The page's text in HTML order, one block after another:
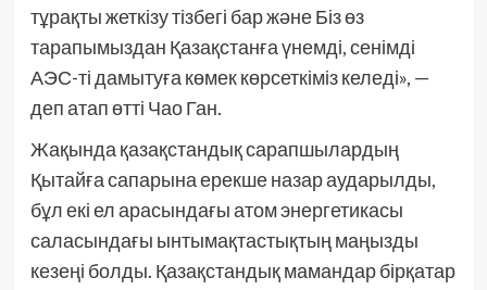
тұрақты жеткізу тізбегі бар және Біз өз
тарапымыздан Қазақстанға үнемді, сенімді
АЭС-ті дамытуға көмек көрсеткіміз келеді», —
деп атап өтті Чао Ган.
Жақында қазақстандық сарапшылардың
Қытайға сапарына ерекше назар аударылды,
бұл екі ел арасындағы атом энергетикасы
саласындағы ынтымақтастықтың маңызды
кезеңі болды. Қазақстандық мамандар бірқатар